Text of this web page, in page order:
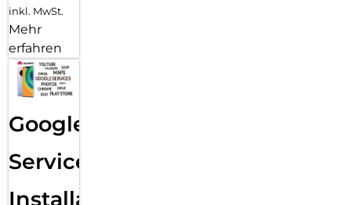
inkl. MwSt.
Mehr
erfahren
Google
Services
Installation